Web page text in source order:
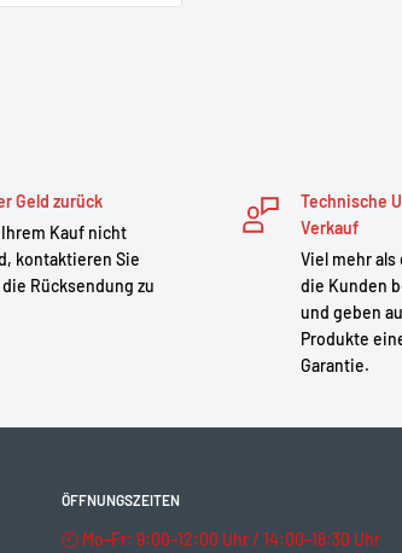
Geld zurück
Kauf nicht
kontaktieren Sie
Rücksendung zu
Technische
Verkauf
Viel mehr
die Kunden
und geben
Produkte
Garantie.
ÖFFNUNGSZEITEN
🕘 Mo–Fr: 9:00–12:00 Uhr / 14:00–18:30 Uhr